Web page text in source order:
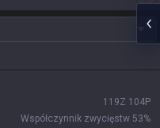
119Z 104P
Współczynnik zwycięstw 53%